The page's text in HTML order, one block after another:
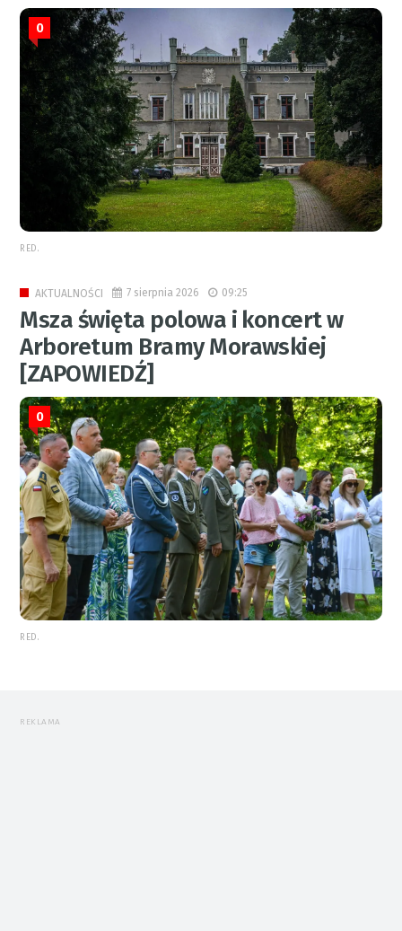
0
RED.
AKTUALNOŚCI 7 sierpnia 2026 09:25
Msza święta polowa i koncert w
Arboretum Bramy Morawskiej
[ZAPOWIEDŹ]
0
RED.
REKLAMA